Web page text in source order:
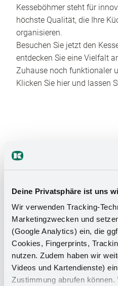
Deine Privatsphäre ist uns
Wir verwenden Tracking-
Marketingzwecken und
(Google Analytics) ein, die
Cookies, Fingerprints,
nutzen. Zudem haben wir
Videos und Kartendienste)
Zustimmung abrufen
Kesseböhmer steht für
höchste Qualität, die Ihre
organisieren.
Besuchen Sie jetzt den
entdecken Sie eine Vielfalt
Zuhause noch funktionaler
Klicken Sie hier und lassen
Das
Badezimmer